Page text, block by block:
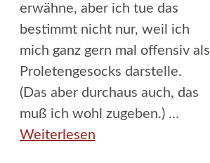
erwähne, aber ich tue das
bestimmt nicht nur, weil ich
mich ganz gern mal offensiv als
Proletengesocks darstelle.
(Das aber durchaus auch, das
muß ich wohl zugeben.) …
Weiterlesen